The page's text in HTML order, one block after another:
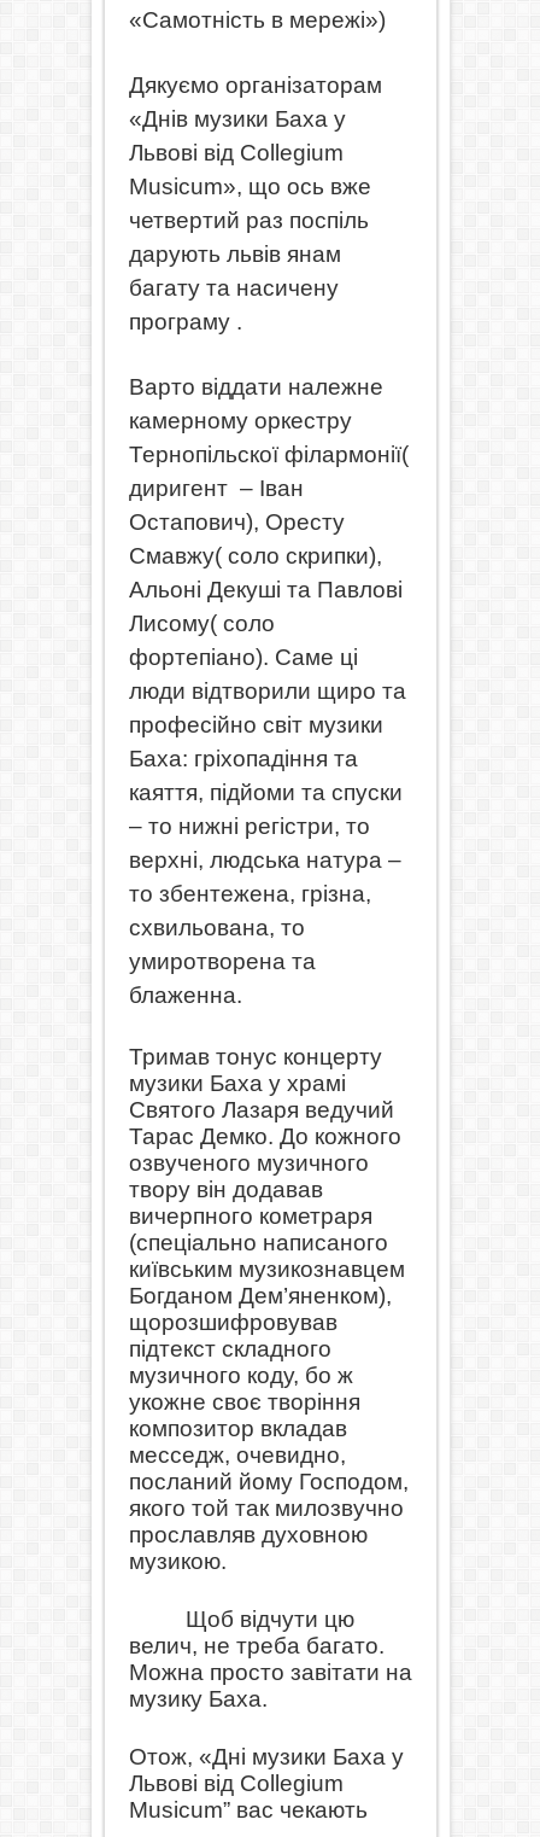
«Самотність в мережі»)
Дякуємо організаторам
«Днів музики Баха у
Львові від Collegium
Musicum», що ось вже
четвертий раз поспіль
дарують львів янам
багату та насичену
програму .
Варто віддати належне
камерному оркестру
Тернопільскої філармонії(
диригент – Іван
Остапович), Оресту
Смавжу( соло скрипки),
Альоні Декуші та Павлові
Лисому( соло
фортепіано). Саме ці
люди відтворили щиро та
професійно світ музики
Баха: гріхопадіння та
каяття, підйоми та спуски
– то нижні регістри, то
верхні, людська натура –
то збентежена, грізна,
схвильована, то
умиротворена та
блаженна.
Тримав тонус концерту
музики Баха у храмі
Святого Лазаря ведучий
Тарас Демко. До кожного
озвученого музичного
твору він додавав
вичерпного кометраря
(спеціально написаного
київським музикознавцем
Богданом Дем’яненком),
щорозшифровував
підтекст складного
музичного коду, бо ж
укожне своє творіння
композитор вкладав
месседж, очевидно,
посланий йому Господом,
якого той так милозвучно
прославляв духовною
музикою.
Щоб відчути цю
велич, не треба багато.
Можна просто завітати на
музику Баха.
Отож, «Дні музики Баха у
Львові від Collegium
Musicum” вас чекають